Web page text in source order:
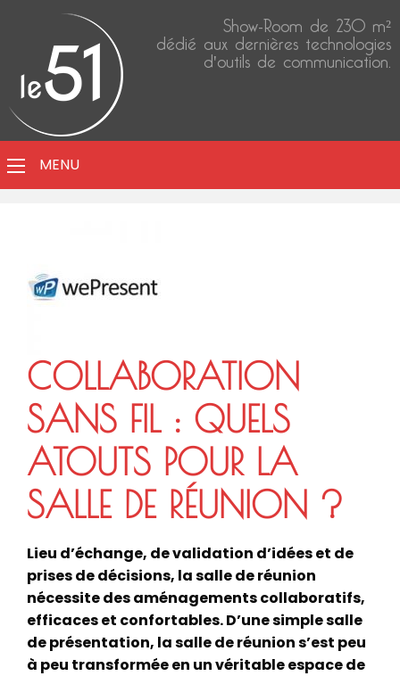
Show-Room de 230 m²
dédié aux dernières technologies
d'outils de communication.
MENU
COLLABORATION
SANS FIL : QUELS
ATOUTS POUR LA
SALLE DE RÉUNION ?
Lieu d’échange, de validation d’idées et de
prises de décisions, la salle de réunion
nécessite des aménagements collaboratifs,
efficaces et confortables. D’une simple salle
de présentation, la salle de réunion s’est peu
à peu transformée en un véritable espace de